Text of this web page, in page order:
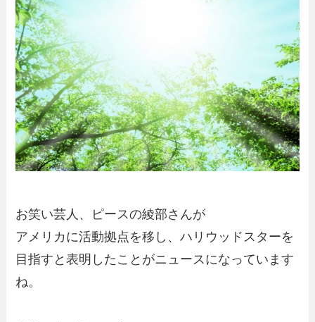
お笑い芸人、ピースの綾部さんが
アメリカに活動拠点を移し、ハリウッドスターを
目指すと表明したことがニュースになっています
ね。